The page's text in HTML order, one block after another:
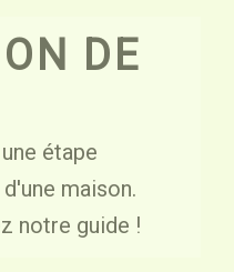
DE
étape
maison.
notre guide !